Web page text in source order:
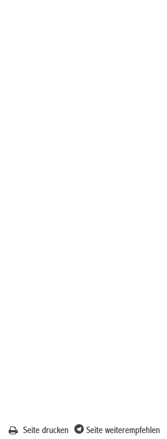
Seite drucken Seite weiterempfehlen